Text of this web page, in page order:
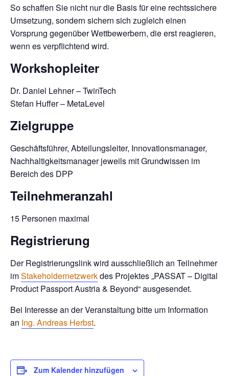
So schaffen Sie nicht nur die Basis für eine rechtssichere
Umsetzung, sondern sichern sich zugleich einen
Vorsprung gegenüber Wettbewerbern, die erst reagieren,
wenn es verpflichtend wird.
Workshopleiter
Dr. Daniel Lehner – TwinTech
Stefan Huffer – MetaLevel
Zielgruppe
Geschäftsführer, Abteilungsleiter, Innovationsmanager,
Nachhaltigkeitsmanager jeweils mit Grundwissen im
Bereich des DPP
Teilnehmeranzahl
15 Personen maximal
Registrierung
Der Registrierungslink wird ausschließlich an Teilnehmer
imStakeholdernetzwerkdes Projektes „PASSAT – Digital
Product Passport Austria & Beyond“ ausgesendet.
Bei Interesse an der Veranstaltung bitte um Information
an Ing. Andreas Herbst.
Zum Kalender hinzufügen